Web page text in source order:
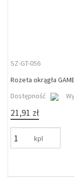
SZ-GT-056
Rozeta okrągła
Dostępność
21,91 zł
kpl